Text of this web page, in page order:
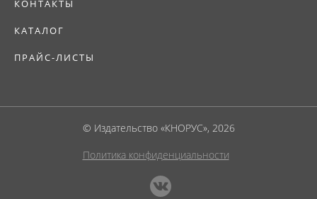
КОНТАКТЫ
КАТАЛОГ
ПРАЙС-ЛИСТЫ
© Издательство «КНОРУС», 2026
Политика конфиденциальности